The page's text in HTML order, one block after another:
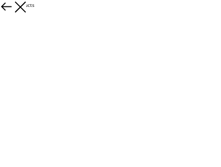
More products